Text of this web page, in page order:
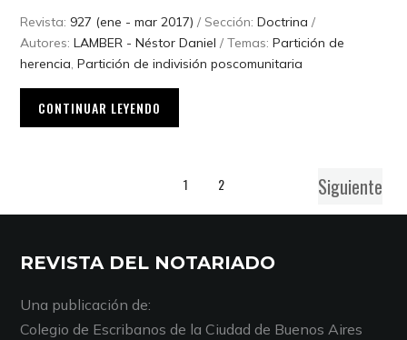
Revista: 927 (ene - mar 2017) / Sección:Doctrina /
Autores:LAMBER - Néstor Daniel / Temas:Partición de
herencia,Partición de indivisión poscomunitaria
CONTINUAR LEYENDO
1 2 Siguiente
REVISTA DEL NOTARIADO
Una publicación de:
Colegio de Escribanos de la Ciudad de Buenos Aires